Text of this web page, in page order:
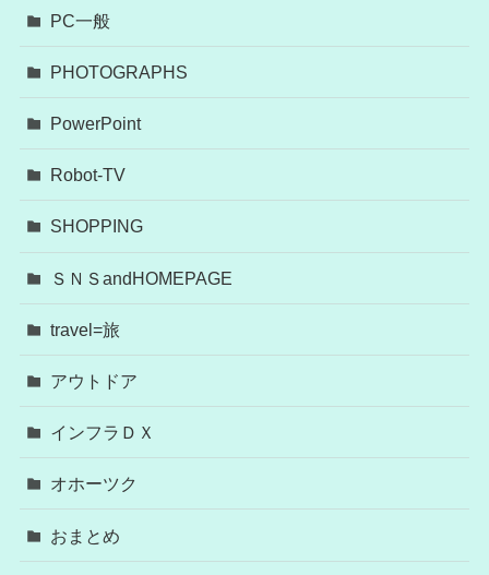
PC一般
PHOTOGRAPHS
PowerPoint
Robot-TV
SHOPPING
ＳＮＳandHOMEPAGE
travel=旅
アウトドア
インフラＤＸ
オホーツク
おまとめ